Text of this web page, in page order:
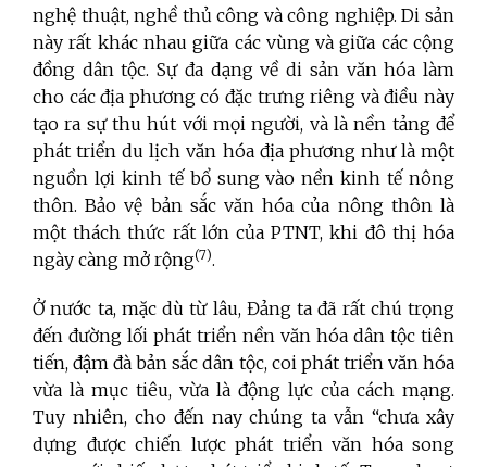
nghệ thuật, nghề thủ công và công nghiệp. Di sản
này rất khác nhau giữa các vùng và giữa các cộng
đồng dân tộc. Sự đa dạng về di sản văn hóa làm
cho các địa phương có đặc trưng riêng và điều này
tạo ra sự thu hút với mọi người, và là nền tảng để
phát triển du lịch văn hóa địa phương như là một
nguồn lợi kinh tế bổ sung vào nền kinh tế nông
thôn. Bảo vệ bản sắc văn hóa của nông thôn là
một thách thức rất lớn của PTNT, khi đô thị hóa
ngày càng mở rộng(7).
Ở nước ta, mặc dù từ lâu, Đảng ta đã rất chú trọng
đến đường lối phát triển nền văn hóa dân tộc tiên
tiến, đậm đà bản sắc dân tộc, coi phát triển văn hóa
vừa là mục tiêu, vừa là động lực của cách mạng.
Tuy nhiên, cho đến nay chúng ta vẫn “chưa xây
dựng được chiến lược phát triển văn hóa song